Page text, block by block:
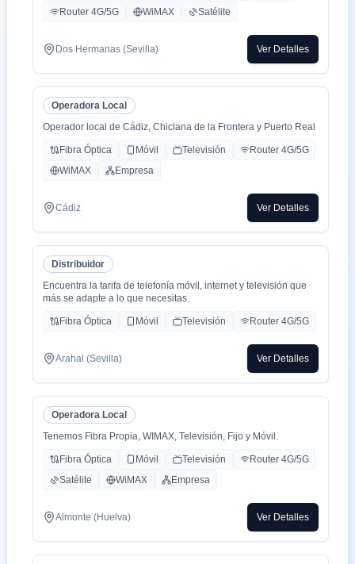
Router 4G/5G
WiMAX Satélite
Dos Hermanas (Sevilla) Ver Detalles
Operadora Local
Operador local de Cádiz, Chiclana de la Frontera y Puerto Real
Fibra Óptica Móvil Televisión
Router 4G/5G
WiMAX
Empresa
Cádiz Ver Detalles
Distribuidor
Encuentra la tarifa de telefonía móvil, internet y televisión que
más se adapte a lo que necesitas.
Fibra Óptica Móvil Televisión Router 4G/5G
Arahal (Sevilla) Ver Detalles
Operadora Local
Tenemos Fibra Propia, WIMAX, Televisión, Fijo y Móvil.
Fibra Óptica Móvil Televisión
Router 4G/5G
Satélite
WiMAX Empresa
Almonte (Huelva) Ver Detalles